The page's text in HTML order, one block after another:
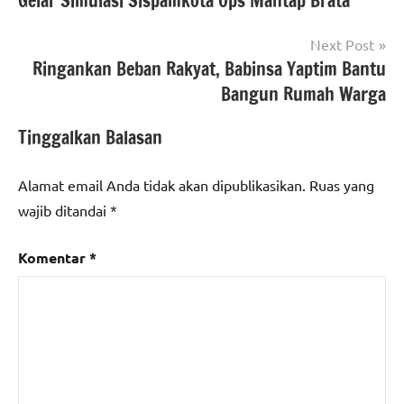
Next Post
Ringankan Beban Rakyat, Babinsa Yaptim Bantu
Bangun Rumah Warga
Tinggalkan Balasan
Alamat email Anda tidak akan dipublikasikan. Ruas yang
wajib ditandai *
Komentar*